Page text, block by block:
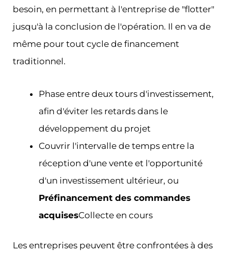
besoin, en permettant à l'entreprise de "flotter"
jusqu'à la conclusion de l'opération. Il en va de
même pour tout cycle de financement
traditionnel.
Phase entre deux tours d'investissement,
afin d'éviter les retards dans le
développement du projet
Couvrir l'intervalle de temps entre la
réception d'une vente et l'opportunité
d'un investissement ultérieur, ou
Préfinancement des commandes
acquisesCollecte en cours
Les entreprises peuvent être confrontées à des